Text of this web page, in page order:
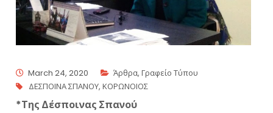
March 24, 2020 Άρθρα,Γραφείο Τύπου
ΔΕΣΠΟΙΝΑ ΣΠΑΝΟΥ,ΚΟΡΩΝΟΙΟΣ
*Της Δέσποινας Σπανού